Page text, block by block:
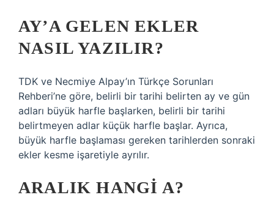
AY’A GELEN EKLER
NASIL YAZILIR?
TDK ve Necmiye Alpay’ın Türkçe Sorunları
Rehberi’ne göre, belirli bir tarihi belirten ay ve gün
adları büyük harfle başlarken, belirli bir tarihi
belirtmeyen adlar küçük harfle başlar. Ayrıca,
büyük harfle başlaması gereken tarihlerden sonraki
ekler kesme işaretiyle ayrılır.
ARALIK HANGI A?